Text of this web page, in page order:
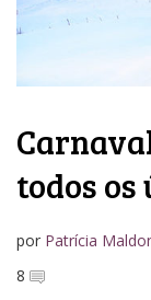
todos
por Patrícia
8